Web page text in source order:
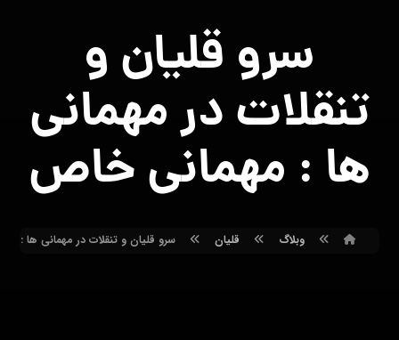
سرو قلیان و
تنقلات در مهمانی
ها : مهمانی خاص
وبلاگ قلیان سرو قلیان و تنقلات در مهمانی ها :